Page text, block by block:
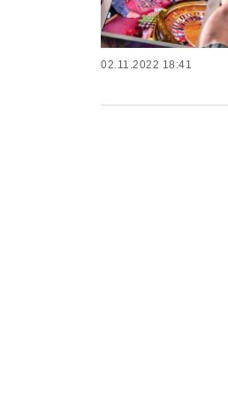
02.11.2022 18:41